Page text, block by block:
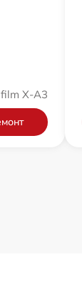
X-A3